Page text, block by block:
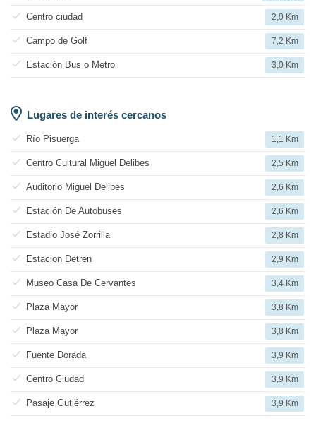
Centro ciudad 2,0 Km
Campo de Golf 7,2 Km
Estación Bus o Metro 3,0 Km
Lugares de interés cercanos
Río Pisuerga 1,1 Km
Centro Cultural Miguel Delibes 2,5 Km
Auditorio Miguel Delibes 2,6 Km
Estación De Autobuses 2,6 Km
Estadio José Zorrilla 2,8 Km
Estacion Detren 2,9 Km
Museo Casa De Cervantes 3,4 Km
Plaza Mayor 3,8 Km
Plaza Mayor 3,8 Km
Fuente Dorada 3,9 Km
Centro Ciudad 3,9 Km
Pasaje Gutiérrez 3,9 Km